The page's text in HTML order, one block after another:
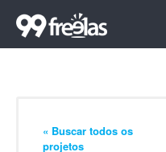
« Buscar todos os
projetos